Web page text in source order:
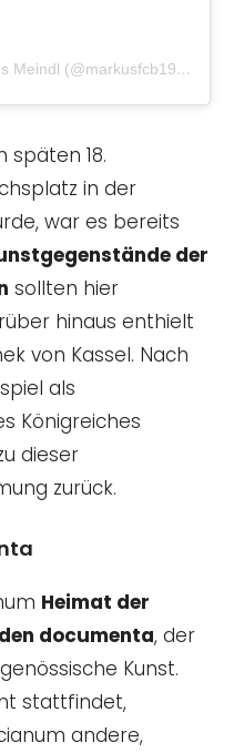
Ein Beitrag geteilt von Markus Meindl (@markusfcb1983)
späten 18.
in der
war es bereits
der
sollten hier
hinaus enthielt
von Kassel. Nach
als
Königreiches
dieser
zurück.
Heimat der
documenta, der
Kunst.
stattfindet,
andere,